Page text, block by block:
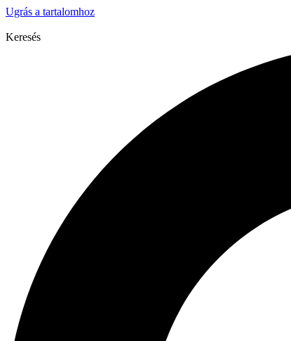
Ugrás a tartalomhoz
Keresés